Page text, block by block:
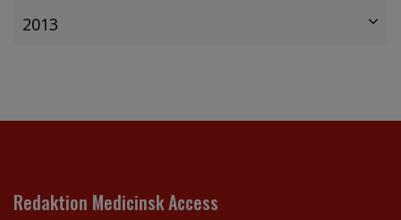
2013
Redaktion Medicinsk Access